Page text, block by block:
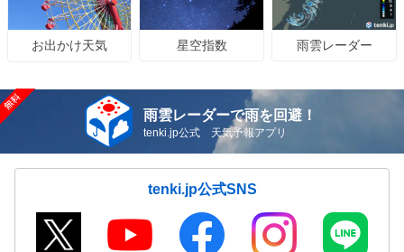
お出かけ天気 星空指数 雨雲レーダー
雨雲レーダーで雨を回避！
tenki.jp公式 天気予報アプリ
tenki.jp公式SNS